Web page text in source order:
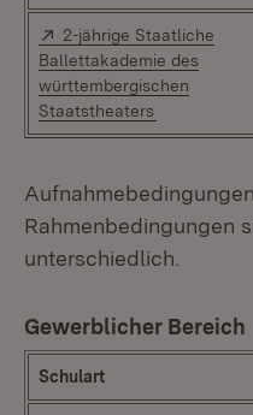
Extern:
2-jährige Staatliche
Ballettakademie des
württembergischen
Staatstheaters
Rahmenbedingungen
unterschiedlich.
Gewerblicher Bereich
Schulart